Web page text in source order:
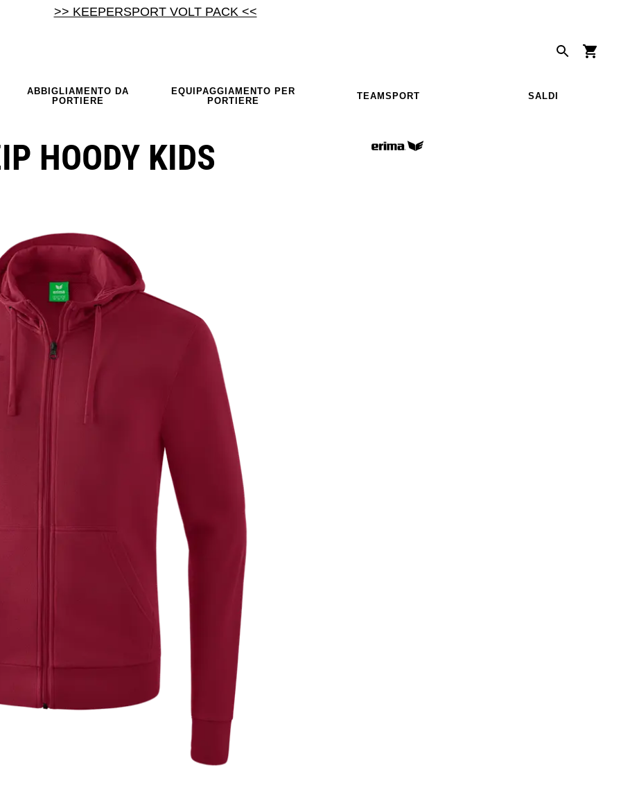
>> KEEPERSPORT VOLT PACK <<
ABBIGLIAMENTO DA
PORTIERE
EQUIPAGGIAMENTO PER
PORTIERE
TEAMSPORT SALDI
HOODY KIDS